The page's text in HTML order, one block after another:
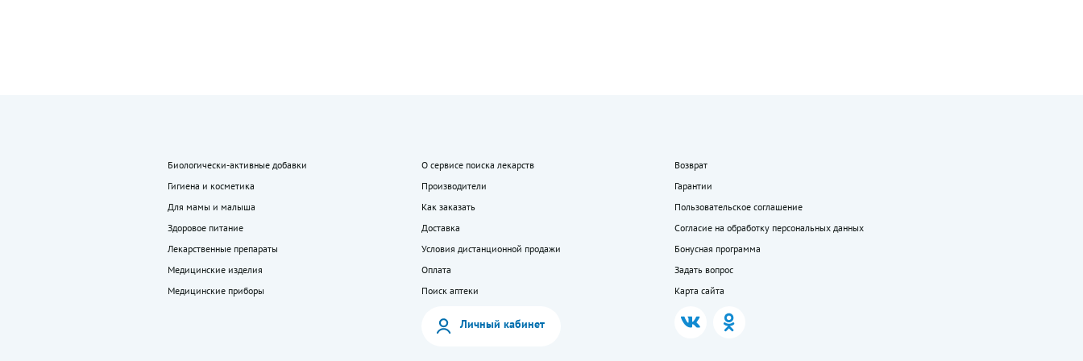
Биологически-активные добавки
Гигиена и косметика
Для мамы и малыша
Здоровое питание
Лекарственные препараты
Медицинские изделия
Медицинские приборы
О сервисе поиска лекарств
Производители
Как заказать
Доставка
Условия дистанционной продажи
Оплата
Поиск аптеки
Возврат
Гарантии
Пользовательское соглашение
Согласие на обработку персональных данных
Бонусная программа
Задать вопрос
Карта сайта
Личный кабинет